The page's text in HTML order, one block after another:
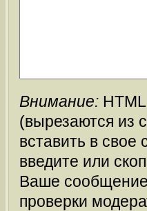
Внимание:
(вырезаются из
вставить в
введите или
Ваше
проверки